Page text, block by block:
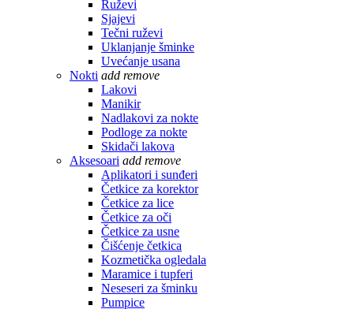
Ruževi
Sjajevi
Tečni ruževi
Uklanjanje šminke
Uvećanje usana
Nokti add remove
Lakovi
Manikir
Nadlakovi za nokte
Podloge za nokte
Skidači lakova
Aksesoari add remove
Aplikatori i sunđeri
Četkice za korektor
Četkice za lice
Četkice za oči
Četkice za usne
Čišćenje četkica
Kozmetička ogledala
Maramice i tupferi
Neseseri za šminku
Pumpice